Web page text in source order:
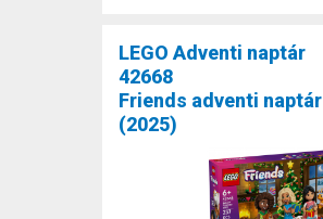
LEGO Adventi naptár
42668
Friends adventi naptár
(2025)